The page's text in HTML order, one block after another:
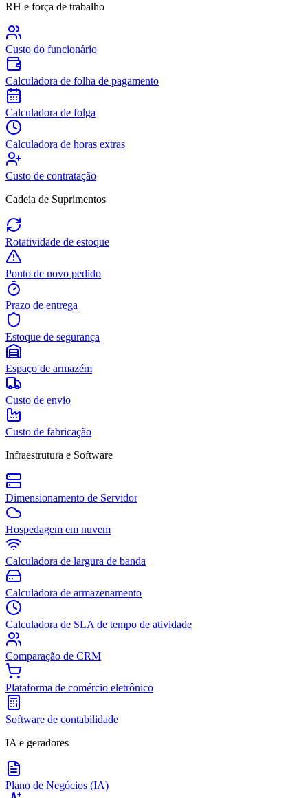
RH e força de trabalho
Custo do funcionário
Calculadora de folha de pagamento
Calculadora de folga
Calculadora de horas extras
Custo de contratação
Cadeia de Suprimentos
Rotatividade de estoque
Ponto de novo pedido
Prazo de entrega
Estoque de segurança
Espaço de armazém
Custo de envio
Custo de fabricação
Infraestrutura e Software
Dimensionamento de Servidor
Hospedagem em nuvem
Calculadora de largura de banda
Calculadora de armazenamento
Calculadora de SLA de tempo de atividade
Comparação de CRM
Plataforma de comércio eletrônico
Software de contabilidade
IA e geradores
Plano de Negócios (IA)